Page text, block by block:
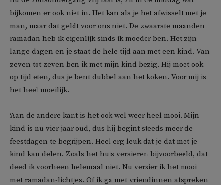
bijkomen er ook niet in. Het kan als je het afwisselt met je
man, maar dat geldt voor ons niet. De zwaarste maanden
ramadan heb ik eigenlijk sinds ik moeder ben. Het zijn
lange dagen en je staat de hele tijd aan met een kind. Van
zeven tot zeven ben ik met mijn kind bezig. Hij moet ook
op tijd eten, dus je bent dubbel aan het koken. Voor mij is
het heel moeilijk.
‘Aan de andere kant is het ook wel weer heel mooi. Mijn
kind is nu vier jaar oud, dus hij begint steeds meer de
feestdagen te begrijpen. Heel erg leuk dat je dat met je
kind kan delen. Zoals het huis versieren bijvoorbeeld, dat
deed ik voorheen helemaal niet. Nu versier ik het mooi
met ramadan-lichtjes. Of ik ga met vriendinnen afspreken